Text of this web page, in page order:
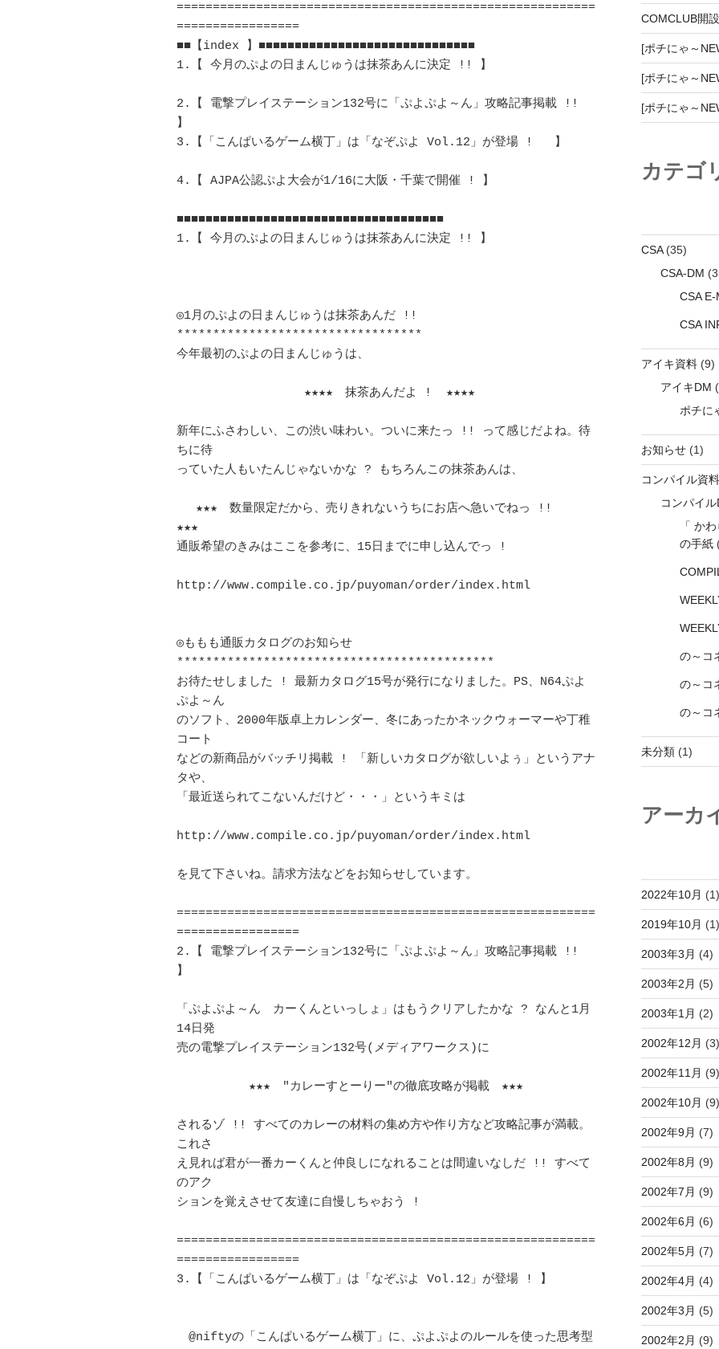
==========================================================
=================
■■【index 】■■■■■■■■■■■■■■■■■■■■■■■■■■■■■■
1.【 今月のぷよの日まんじゅうは抹茶あんに決定 !! 】
2.【 電撃プレイステーション132号に「ぷよぷよ～ん」攻略記事掲載 !!
】
3.【「こんぱいるゲーム横丁」は「なぞぷよ Vol.12」が登場 !   】
4.【 AJPA公認ぷよ大会が1/16に大阪・千葉で開催 ! 】
■■■■■■■■■■■■■■■■■■■■■■■■■■■■■■■■■■■■■
1.【 今月のぷよの日まんじゅうは抹茶あんに決定 !! 】
◎1月のぷよの日まんじゅうは抹茶あんだ !!
**********************************
今年最初のぷよの日まんじゅうは、
新年にふさわしい、この渋い味わい。ついに来たっ !! って感じだよね。待
ちに待
っていた人もいたんじゃないかな ? もちろんこの抹茶あんは、
★★★　数量限定だから、売りきれないうちにお店へ急いでねっ !!
★★★
通販希望のきみはここを参考に、15日までに申し込んでっ !
http://www.compile.co.jp/puyoman/order/index.html
◎ももも通販カタログのお知らせ
********************************************
お待たせしました ! 最新カタログ15号が発行になりました。PS、N64ぷよ
ぷよ～ん
のソフト、2000年版卓上カレンダー、冬にあったかネックウォーマーや丁稚
コート
などの新商品がバッチリ掲載 ! 「新しいカタログが欲しいよぅ」というアナ
タや、
「最近送られてこないんだけど・・・」というキミは
http://www.compile.co.jp/puyoman/order/index.html
を見て下さいね。請求方法などをお知らせしています。
==========================================================
=================
2.【 電撃プレイステーション132号に「ぷよぷよ～ん」攻略記事掲載 !!
】
「ぷよぷよ～ん　カーくんといっしょ」はもうクリアしたかな ? なんと1月
14日発
売の電撃プレイステーション132号(メディアワークス)に
★★★　"カレーすとーりー"の徹底攻略が掲載　★★★
されるゾ !! すべてのカレーの材料の集め方や作り方など攻略記事が満載。
これさ
え見れば君が一番カーくんと仲良しになれることは間違いなしだ !! すべて
のアク
ションを覚えさせて友達に自慢しちゃおう !
==========================================================
=================
3.【「こんぱいるゲーム横丁」は「なぞぷよ Vol.12」が登場 ! 】
@niftyの「こんぱいるゲーム横丁」に、ぷよぷよのルールを使った思考型
COMCLUB開
[ポチにゃ～
[ポチにゃ～
[ポチにゃ～
カテゴ
CSA(35)
CSA-DM
CSA
CSA
アイキ資料(9)
アイキDM
ポチに
お知らせ(1)
コンパイル資料
コンパイル
「 か
の手紙
の～コ
の～コ
の～コ
未分類(1)
アーカ
2022年10月 (1)
2019年10月 (1)
2003年3月 (4)
2003年2月 (5)
2003年1月 (2)
2002年12月 (3)
2002年11月 (9)
2002年10月 (9)
2002年9月 (7)
2002年8月 (9)
2002年7月 (9)
2002年6月 (6)
2002年5月 (7)
2002年4月 (4)
2002年3月 (5)
2002年2月 (9)